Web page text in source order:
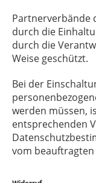
Partnerverbände
durch die
durch die
Weise geschützt.
Bei der
werden müssen,
entsprechenden
vom